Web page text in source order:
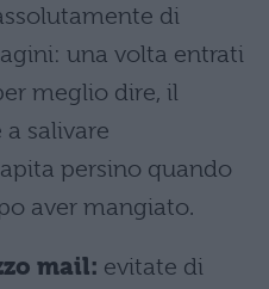
di
una volta entrati
meglio dire, il
salivare
persino quando
aver mangiato.
mail: evitate di